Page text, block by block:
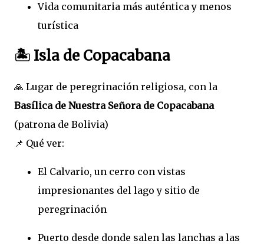
Vida comunitaria más auténtica y menos
turística
🏝️ Isla de Copacabana
🙏 Lugar de peregrinación religiosa, con la
Basílica de Nuestra Señora de Copacabana
(patrona de Bolivia)
📌 Qué ver:
El Calvario, un cerro con vistas
impresionantes del lago y sitio de
peregrinación
Puerto desde donde salen las lanchas a las